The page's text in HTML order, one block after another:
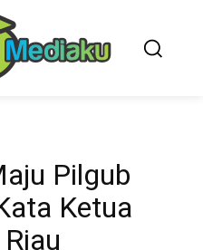
Pilgub
Ketua